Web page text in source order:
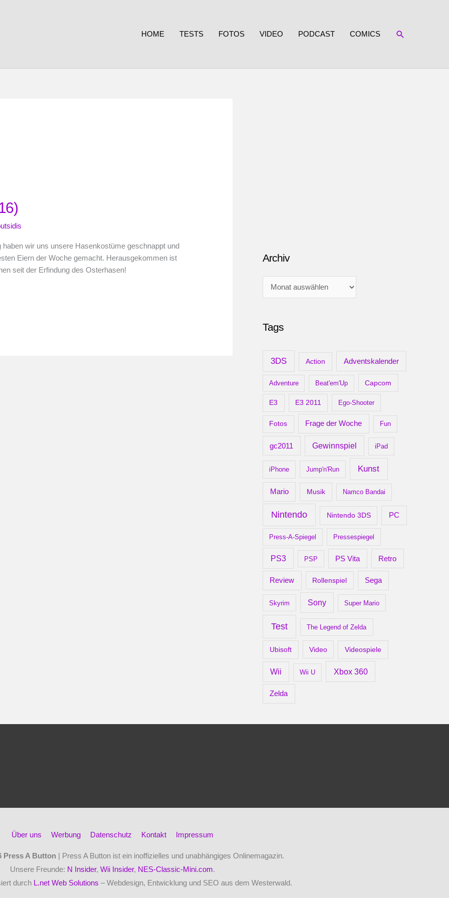
HOME TESTS FOTOS VIDEO PODCAST COMICS SUCHEN
wir uns unsere Hasenkostüme geschnappt und
Eiern der Woche gemacht. Herausgekommen ist
seit der Erfindung des Osterhasen!
Archiv
r
Tags
3DS Action Adventskalender
Adventure Beat'em'Up Capcom
E3 E3 2011 Ego-Shooter
Fotos Frage der Woche Fun
gc2011 Gewinnspiel iPad
iPhone Jump'n'Run Kunst
Mario Musik Namco Bandai
Nintendo Nintendo 3DS PC
Press-A-Spiegel Pressespiegel
PS3 PSP PS Vita Retro
Review Rollenspiel Sega
Skyrim Sony Super Mario
Test The Legend of Zelda
Ubisoft Video Videospiele
Wii Wii U Xbox 360
Zelda
Über uns Werbung Datenschutz Kontakt Impressum
Press A Button| Press A Button ist ein inoffizielles und unabhängiges Onlinemagazin.
Unsere Freunde: N Insider, Wii Insider, NES-Classic-Mini.com.
durch L.net Web Solutions – Webdesign, Entwicklung und SEO aus dem Westerwald.